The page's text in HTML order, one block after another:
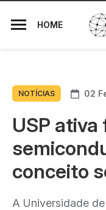
HOME
NOTÍCIAS 02
USP
conceito
A Universidade